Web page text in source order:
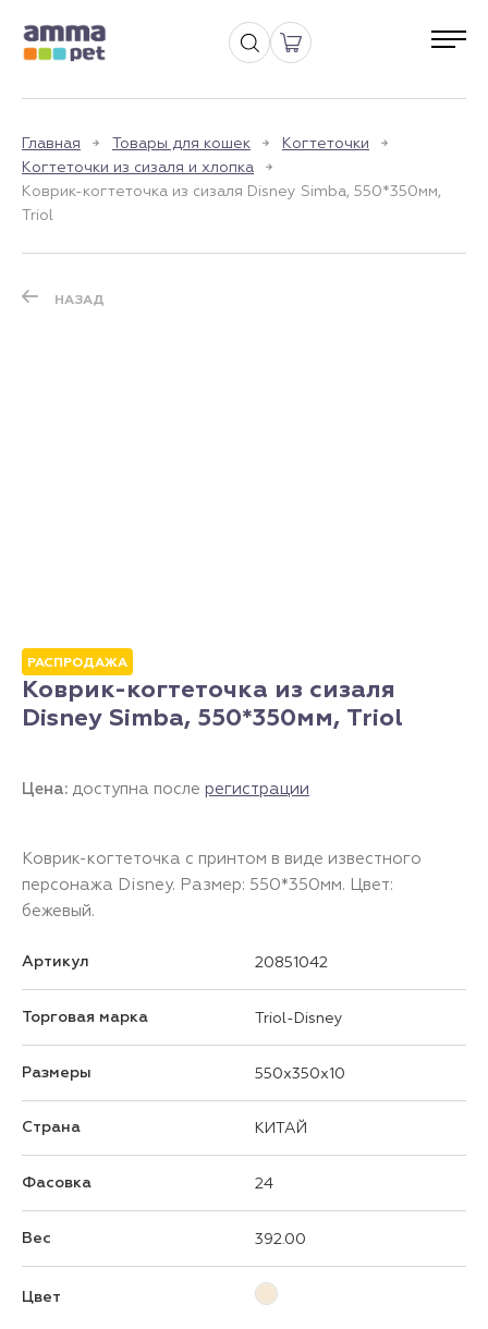
Главная Товары для кошек
Когтеточки
Когтеточки из сизаля и хлопка
Коврик-когтеточка из сизаля Disney Simba, 550*350мм,
Triol
НАЗАД
РАСПРОДАЖА
Коврик-когтеточка из сизаля
Disney Simba, 550*350мм, Triol
Цена: доступна после регистрации
Коврик-когтеточка с принтом в виде известного
персонажа Disney. Размер: 550*350мм. Цвет:
бежевый.
Артикул 20851042
Торговая марка Triol-Disney
Размеры 550x350x10
Страна КИТАЙ
Фасовка 24
Вес 392.00
Цвет